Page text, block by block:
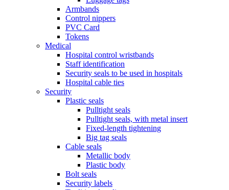
Armbands
Control nippers
PVC Card
Tokens
Medical
Hospital control wristbands
Staff identification
Security seals to be used in hospitals
Hospital cable ties
Security
Plastic seals
Pulltight seals
Pulltight seals, with metal insert
Fixed-length tightening
Big tag seals
Cable seals
Metallic body
Plastic body
Bolt seals
Security labels